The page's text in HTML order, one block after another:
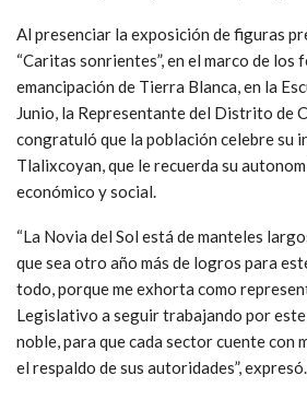
Al presenciar la exposición de figuras
“Caritas sonrientes”, en el marco de los
emancipación de Tierra Blanca, en la
Junio, la Representante del Distrito de
congratuló que la población celebre su
Tlalixcoyan, que le recuerda su
económico y social.
“La Novia del Sol está de manteles
que sea otro año más de logros para
todo, porque me exhorta como
Legislativo a seguir trabajando por
noble, para que cada sector cuente con
el respaldo de sus autoridades”, expresó.